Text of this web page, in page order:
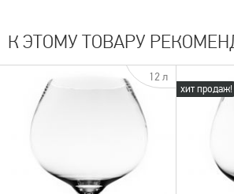
К ЭТОМУ ТОВАРУ
12 л
хит продаж!